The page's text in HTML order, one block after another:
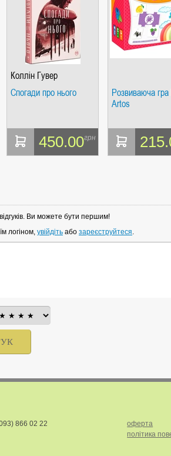
СЦЕНАРІЯХ). АНТОНІНА ШЕВЧУК.
Коллін Гувер
Спогади про нього
450.00грн
Розвиваюча гра
Artos
Ви можете бути першим!
логіном, увійдіть або зареєструйтеся.
866 02 22
оферта
політика